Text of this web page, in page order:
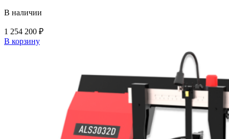
В наличии
1 254 200 ₽
В корзину